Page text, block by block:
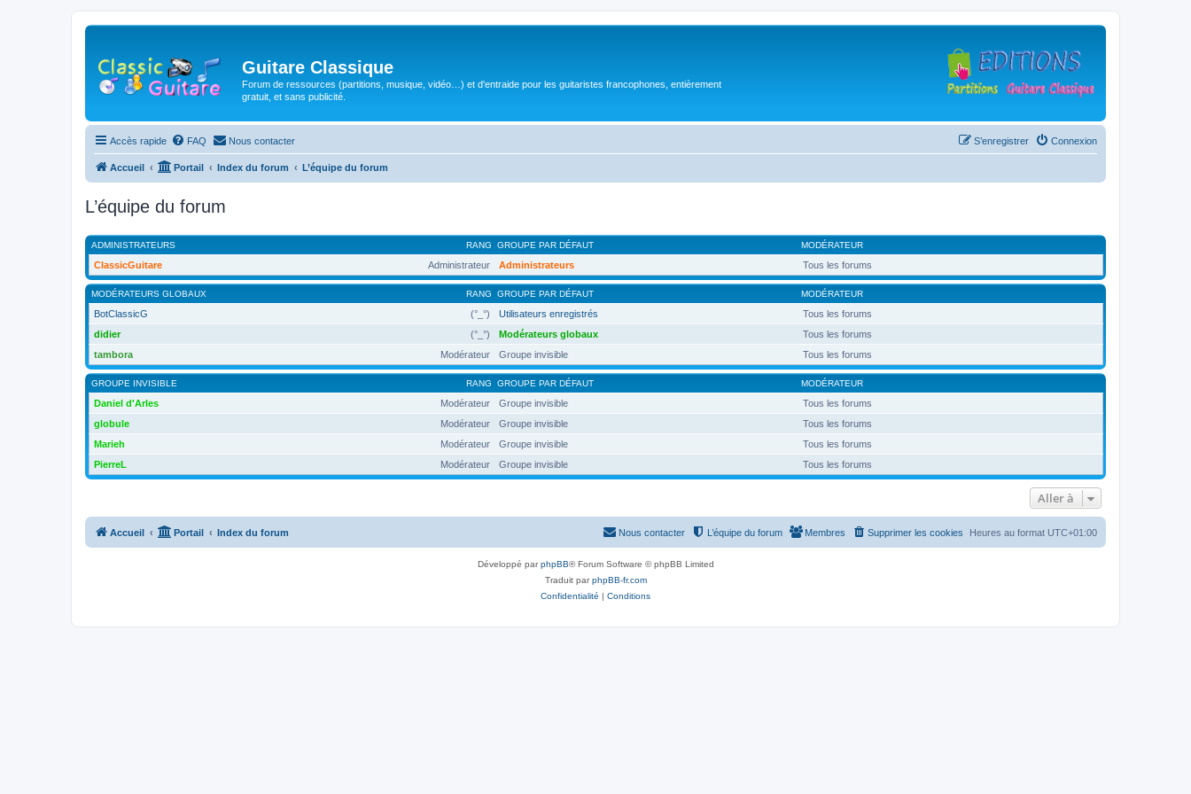
Guitare Classique
Forum de ressources (partitions, musique, vidéo…) et d'entraide pour les guitaristes francophones, entièrement
gratuit, et sans publicité.
Accès rapide FAQ Nous contacter Connexion
S’enregistrer
Accueil Portail Index du forum L’équipe du forum
L’équipe du forum
RANG
ADMINISTRATEURS GROUPE PAR DÉFAUT MODÉRATEUR
Administrateur
ClassicGuitare Administrateurs Tous les forums
RANG
MODÉRATEURS GLOBAUX GROUPE PAR DÉFAUT MODÉRATEUR
(°_°)
BotClassicG Utilisateurs enregistrés
Tous les forums
(°_°)
didier Modérateurs globaux
Tous les forums
Modérateur
tambora Groupe invisible Tous les forums
RANG
GROUPE INVISIBLE GROUPE PAR DÉFAUT MODÉRATEUR
Modérateur
Daniel d'Arles Groupe invisible
Tous les forums
Modérateur
globule Groupe invisible
Tous les forums
Modérateur
Marieh Groupe invisible
Tous les forums
Modérateur
PierreL Groupe invisible Tous les forums
Aller à
Accueil Portail Index du forum Heures au format UTC+01:00
Supprimer les cookies
Membres
L’équipe du forum
Nous contacter
Développé parphpBB® Forum Software © phpBB Limited
Traduit parphpBB-fr.com
Confidentialité | Conditions